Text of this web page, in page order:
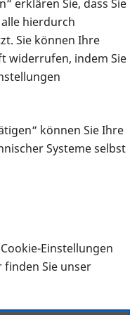
in
Infonmaterial
erklären Sie, dass Sie
alle hierdurch
Sie können Ihre
widerrufen, indem Sie
können Sie Ihre
Systeme selbst
Einstellungen
finden Sie unser